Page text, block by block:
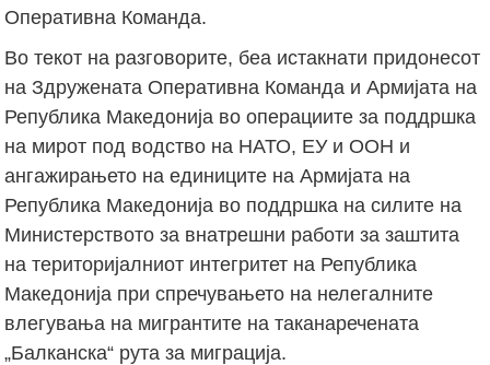
Оперативна Команда.
Во текот на разговорите, беа истакнати придонесот
на Здружената Оперативна Команда и Армијата на
Република Македонија во операциите за поддршка
на мирот под водство на НАТО, ЕУ и ООН и
ангажирањето на единиците на Армијата на
Република Македонија во поддршка на силите на
Министерството за внатрешни работи за заштита
на територијалниот интегритет на Република
Македонија при спречувањето на нелегалните
влегувања на мигрантите на таканаречената
„Балканска“ рута за миграција.